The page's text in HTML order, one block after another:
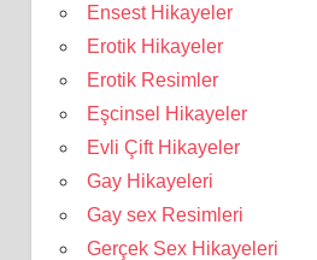
Ensest Hikayeler
Erotik Hikayeler
Erotik Resimler
Eşcinsel Hikayeler
Evli Çift Hikayeler
Gay Hikayeleri
Gay sex Resimleri
Gerçek Sex Hikayeleri